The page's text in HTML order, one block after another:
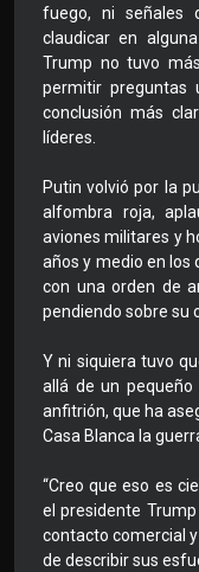
fuego, ni señales
claudicar en
Trump no tuvo
permitir preguntas
conclusión más
líderes.
Putin volvió por la
alfombra roja,
aviones militares y
años y medio en los
con una orden de
pendiendo sobre su
Y ni siquiera tuvo
allá de un
anfitrión, que ha
Casa Blanca la
“Creo que eso es
el presidente
contacto comercial
de describir sus